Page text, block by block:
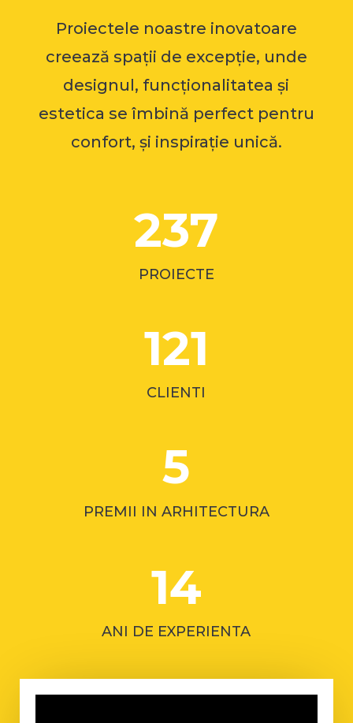
Proiectele noastre inovatoare
creează spații de excepție, unde
designul, funcționalitatea și
estetica se îmbină perfect pentru
confort, și inspirație unică.
237
PROIECTE
121
CLIENTI
5
PREMII IN ARHITECTURA
14
ANI DE EXPERIENTA